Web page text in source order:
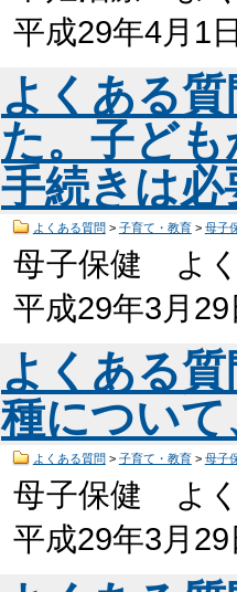
平成29年4月1
よくある
た。子ど
手続きは
よくある質問 > 子育て・教育> 母子
母子保健 よ
平成29年3月
よくある
種につい
よくある質問 > 子育て・教育> 母子
母子保健 よ
平成29年3月